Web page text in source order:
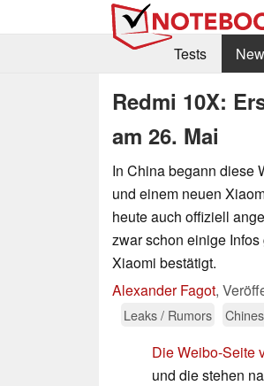
Tests
Redmi 10X:
am 26. Mai
In China begann diese
und einem neuen
heute auch offiziell
zwar schon einige
Xiaomi bestätigt.
Alexander Fagot,
Leaks / Rumors
Die Weibo-Seite
und die stehen